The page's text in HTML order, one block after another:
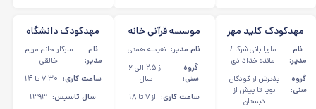
مهدکودک کلید مهر
مانا در منظریه
نام
مدیر:
ماریا بانی شرکا /
مائده خدادادی
گروه
سنی:
پذیرش از کودکان
نوپا تا پیش‌ از
دبستان
موسسه قرآنی خانه
نور در پاسداران
نام مدیر: نفیسه همتی
گروه
سنی:
از ۲.۵ الی ۶
سال
ساعت کاری: از ۷ تا ۱۸
مهدکودک دانشگاه
کوچک در اصفهان
نام
مدیر:
سرکار خانم مریم
خالقی
ساعت کاری: ۷:۳۰ تا ۱۴
سال تاسیس: ۱۳۹۳